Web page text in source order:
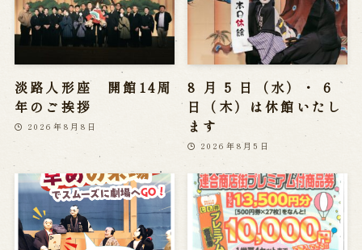
淡路人形座 開館14周
年のご挨拶
2026年8月8日
8 月 5 日（水）・ 6
日（木）は休館いたし
ます
2026年8月5日